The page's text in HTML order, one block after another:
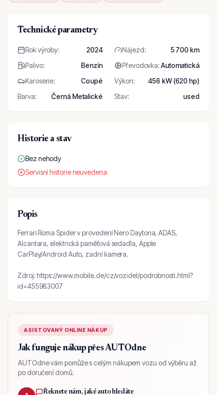
Technické parametry
Rok výroby: 2024 Nájezd:
5 700 km
Palivo: Benzín Převodovka:Automatická
Karoserie: Coupé Výkon:
456 kW (620 hp)
Barva: Černá Metalické Stav: used
Historie a stav
Bez nehody
Servisní historie neuvedena
Popis
Ferrari Roma Spider v provedení Nero Daytona, ADAS,
Alcantara, elektrická paměťová sedadla, Apple
CarPlay/Android Auto, zadní kamera.
Zdroj: https://www.mobile.de/cz/vozidel/podrobnosti.html?
id=455983007
ASISTOVANÝ ONLINE NÁKUP
Jak funguje nákup přes AUTOdne
AUTOdne vám pomůže s celým nákupem vozu od výběru až
po doručení domů.
Řeknete nám, jaké auto hledáte